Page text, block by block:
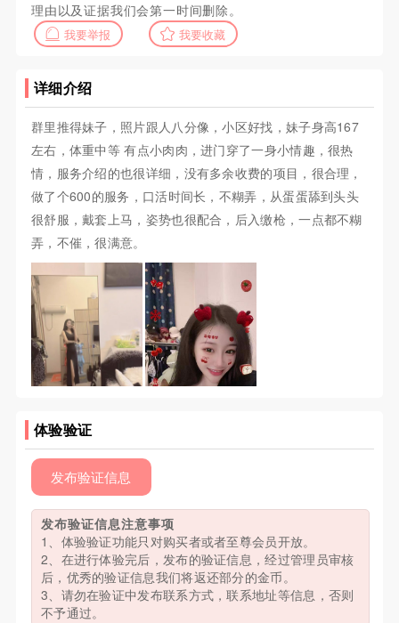
理由以及证据我们会第一时间删除。
我要举报 我要收藏
详细介绍
群里推得妹子，照片跟人八分像，小区好找，妹子身高167
左右，体重中等 有点小肉肉，进门穿了一身小情趣，很热
情，服务介绍的也很详细，没有多余收费的项目，很合理，
做了个600的服务，口活时间长，不糊弄，从蛋蛋舔到头头
很舒服，戴套上马，姿势也很配合，后入缴枪，一点都不糊
弄，不催，很满意。
体验验证
发布验证信息
发布验证信息注意事项
1、体验验证功能只对购买者或者至尊会员开放。
2、在进行体验完后，发布的验证信息，经过管理员审核
后，优秀的验证信息我们将返还部分的金币。
3、请勿在验证中发布联系方式，联系地址等信息，否则
不予通过。